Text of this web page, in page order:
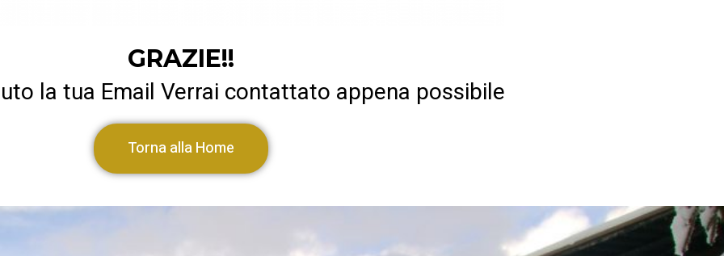
GRAZIE!!
la tua Email Verrai contattato appena possibile
Torna alla Home